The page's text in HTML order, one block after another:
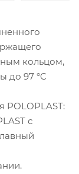
кольцом,
до 97 °C
POLOPLAST:
с